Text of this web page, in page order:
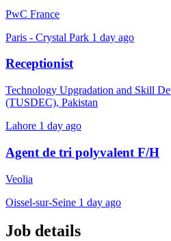
PwC France
Paris - Crystal Park 1 day ago
Receptionist
Technology Upgradation and Skill
(TUSDEC), Pakistan
Lahore 1 day ago
Agent de tri polyvalent F/H
Veolia
Oissel-sur-Seine 1 day ago
Job details